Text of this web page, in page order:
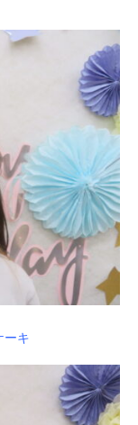
ーキ